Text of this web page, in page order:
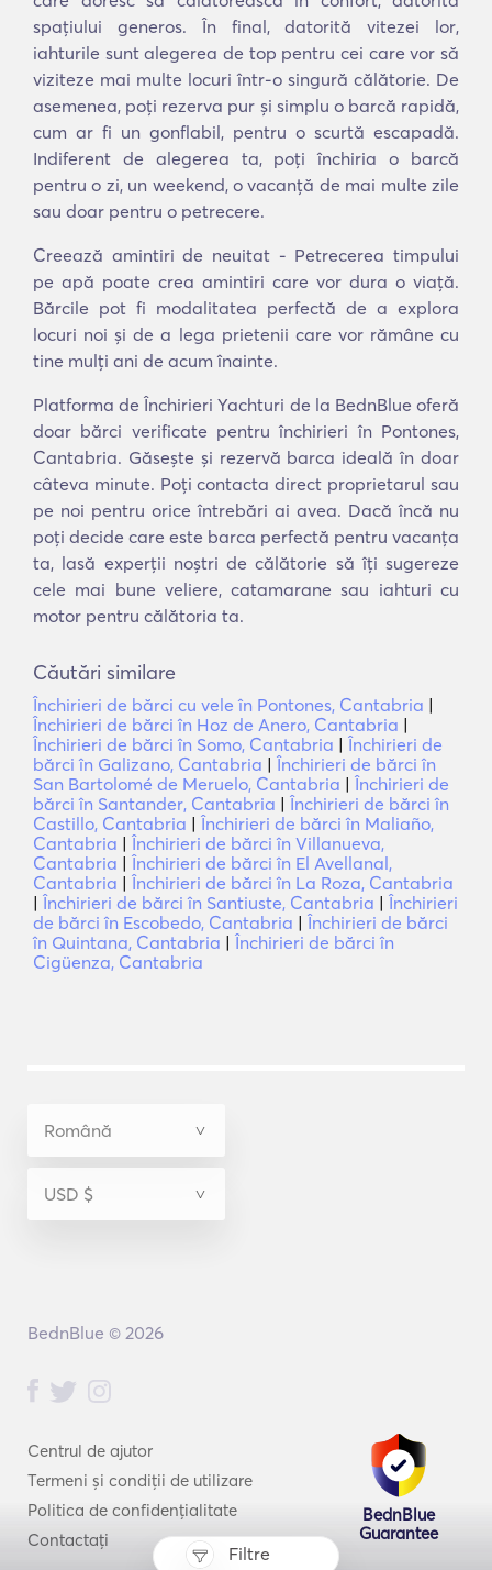
Filtre
spațiului generos. În final, datorită vitezei lor,
iahturile sunt alegerea de top pentru cei care vor să
viziteze mai multe locuri într-o singură călătorie. De
asemenea, poți rezerva pur și simplu o barcă rapidă,
cum ar fi un gonflabil, pentru o scurtă escapadă.
Indiferent de alegerea ta, poți închiria o barcă
pentru o zi, un weekend, o vacanță de mai multe zile
sau doar pentru o petrecere.
Creează amintiri de neuitat - Petrecerea timpului
pe apă poate crea amintiri care vor dura o viață.
Bărcile pot fi modalitatea perfectă de a explora
locuri noi și de a lega prietenii care vor rămâne cu
tine mulți ani de acum înainte.
Platforma de Închirieri Yachturi de la BednBlue oferă
doar bărci verificate pentru închirieri în Pontones,
Cantabria. Găsește și rezervă barca ideală în doar
câteva minute. Poți contacta direct proprietarul sau
pe noi pentru orice întrebări ai avea. Dacă încă nu
poți decide care este barca perfectă pentru vacanța
ta, lasă experții noștri de călătorie să îți sugereze
cele mai bune veliere, catamarane sau iahturi cu
motor pentru călătoria ta.
Căutări similare
Închirieri de bărci cu vele în Pontones, Cantabria |
Închirieri de bărci în Hoz de Anero, Cantabria |
Închirieri de bărci în Somo, Cantabria | Închirieri de
bărci în Galizano, Cantabria | Închirieri de bărci în
San Bartolomé de Meruelo, Cantabria | Închirieri de
bărci în Santander, Cantabria | Închirieri de bărci în
Castillo, Cantabria | Închirieri de bărci în Maliaño,
Cantabria | Închirieri de bărci în Villanueva,
Cantabria | Închirieri de bărci în El Avellanal,
Cantabria | Închirieri de bărci în La Roza, Cantabria
| Închirieri de bărci în Santiuste, Cantabria | Închirieri
de bărci în Escobedo, Cantabria | Închirieri de bărci
în Quintana, Cantabria | Închirieri de bărci în
Cigüenza, Cantabria
Centrul de ajutor
Termeni și condiții de utilizare
Politica de confidențialitate
Contactați
BednBlue
Guarantee
BednBlue © 2026